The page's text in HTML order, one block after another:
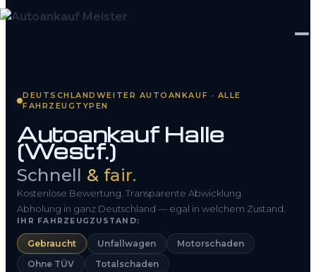
So funktioniert’s
Kontakt
FAQ
0800 1553 5546
DEUTSCHLANDWEITER AUTOANKAUF · ALLE
FAHRZEUGTYPEN
Autoankauf Halle
(Westf.)
Schnell & fair.
Kostenlose Bewertung. Transparente Abwicklung.
Abholung in ganz Deutschland — egal in welchem Zustand.
IHR FAHRZEUGZUSTAND:
Gebraucht Unfallwagen
Motorschaden
Ohne TÜV
Totalschaden